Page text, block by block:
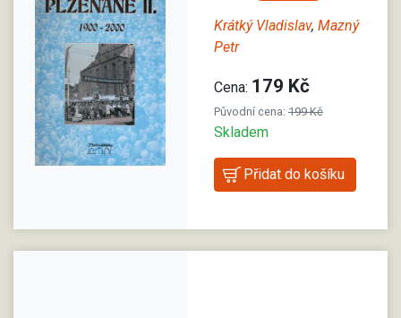
Krátký Vladislav, Mazný
Petr
Cena: 179 Kč
Původní cena: 199 Kč
Skladem